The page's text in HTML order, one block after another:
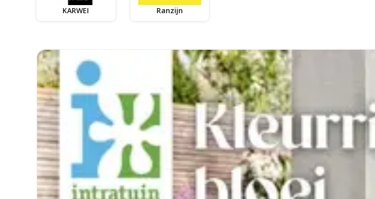
KARWEI Ranzijn